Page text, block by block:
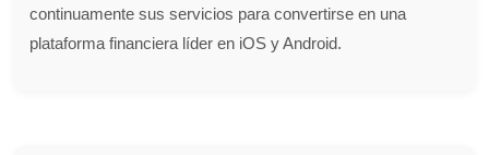
continuamente sus servicios para convertirse en una
plataforma financiera líder en iOS y Android.